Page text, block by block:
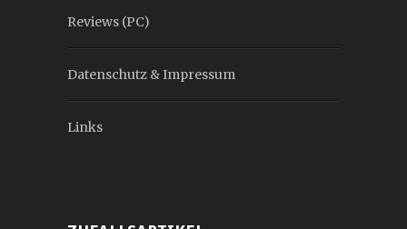
Reviews (PC)
Datenschutz & Impressum
Links